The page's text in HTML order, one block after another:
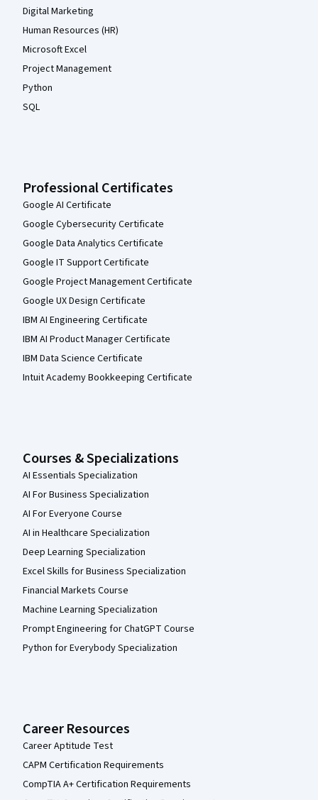
Digital Marketing
Human Resources (HR)
Microsoft Excel
Project Management
Python
SQL
Professional Certificates
Google AI Certificate
Google Cybersecurity Certificate
Google Data Analytics Certificate
Google IT Support Certificate
Google Project Management Certificate
Google UX Design Certificate
IBM AI Engineering Certificate
IBM AI Product Manager Certificate
IBM Data Science Certificate
Intuit Academy Bookkeeping Certificate
Courses & Specializations
AI Essentials Specialization
AI For Business Specialization
AI For Everyone Course
AI in Healthcare Specialization
Deep Learning Specialization
Excel Skills for Business Specialization
Financial Markets Course
Machine Learning Specialization
Prompt Engineering for ChatGPT Course
Python for Everybody Specialization
Career Resources
Career Aptitude Test
CAPM Certification Requirements
CompTIA A+ Certification Requirements